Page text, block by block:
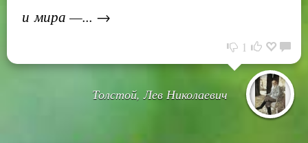
и мира —... →
1
Толстой, Лев Николаевич